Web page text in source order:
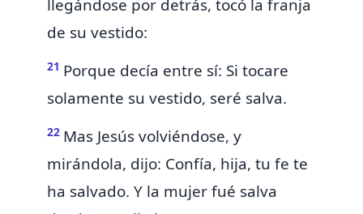
llegándose por detrás, tocó la franja
de su vestido:
21 Porque decía entre sí: Si tocare
solamente su vestido, seré salva.
22 Mas Jesús volviéndose, y
mirándola, dijo: Confía, hija, tu fe te
ha salvado. Y la mujer fué salva